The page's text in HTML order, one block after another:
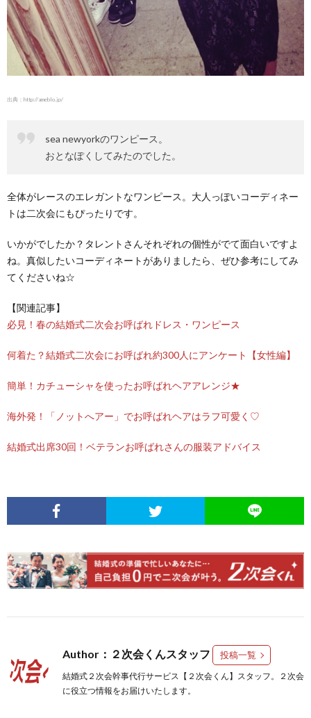
出典： http://ameblo.jp/
sea newyorkのワンピース。
おとなぽくしてみたのでした。
全体がレースのエレガントなワンピース。大人っぽいコーディネー
トは二次会にもぴったりです。
いかがでしたか？タレントさんそれぞれの個性がでて面白いですよ
ね。真似したいコーディネートがありましたら、ぜひ参考にしてみ
てくださいね☆
【関連記事】
必見！春の結婚式二次会お呼ばれドレス・ワンピース
何着た？結婚式二次会にお呼ばれ約300人にアンケート【女性編】
簡単！カチューシャを使ったお呼ばれヘアアレンジ★
海外発！「ノットへアー」でお呼ばれヘアはラフ可愛く♡
結婚式出席30回！ベテランお呼ばれさんの服装アドバイス
Author：２次会くんスタッフ 投稿一覧
結婚式２次会幹事代行サービス【２次会くん】スタッフ。２次会
に役立つ情報をお届けいたします。